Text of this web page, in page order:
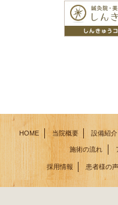
HOME 当院概要 設備紹介
施術の流れ
採用情報 患者様の声